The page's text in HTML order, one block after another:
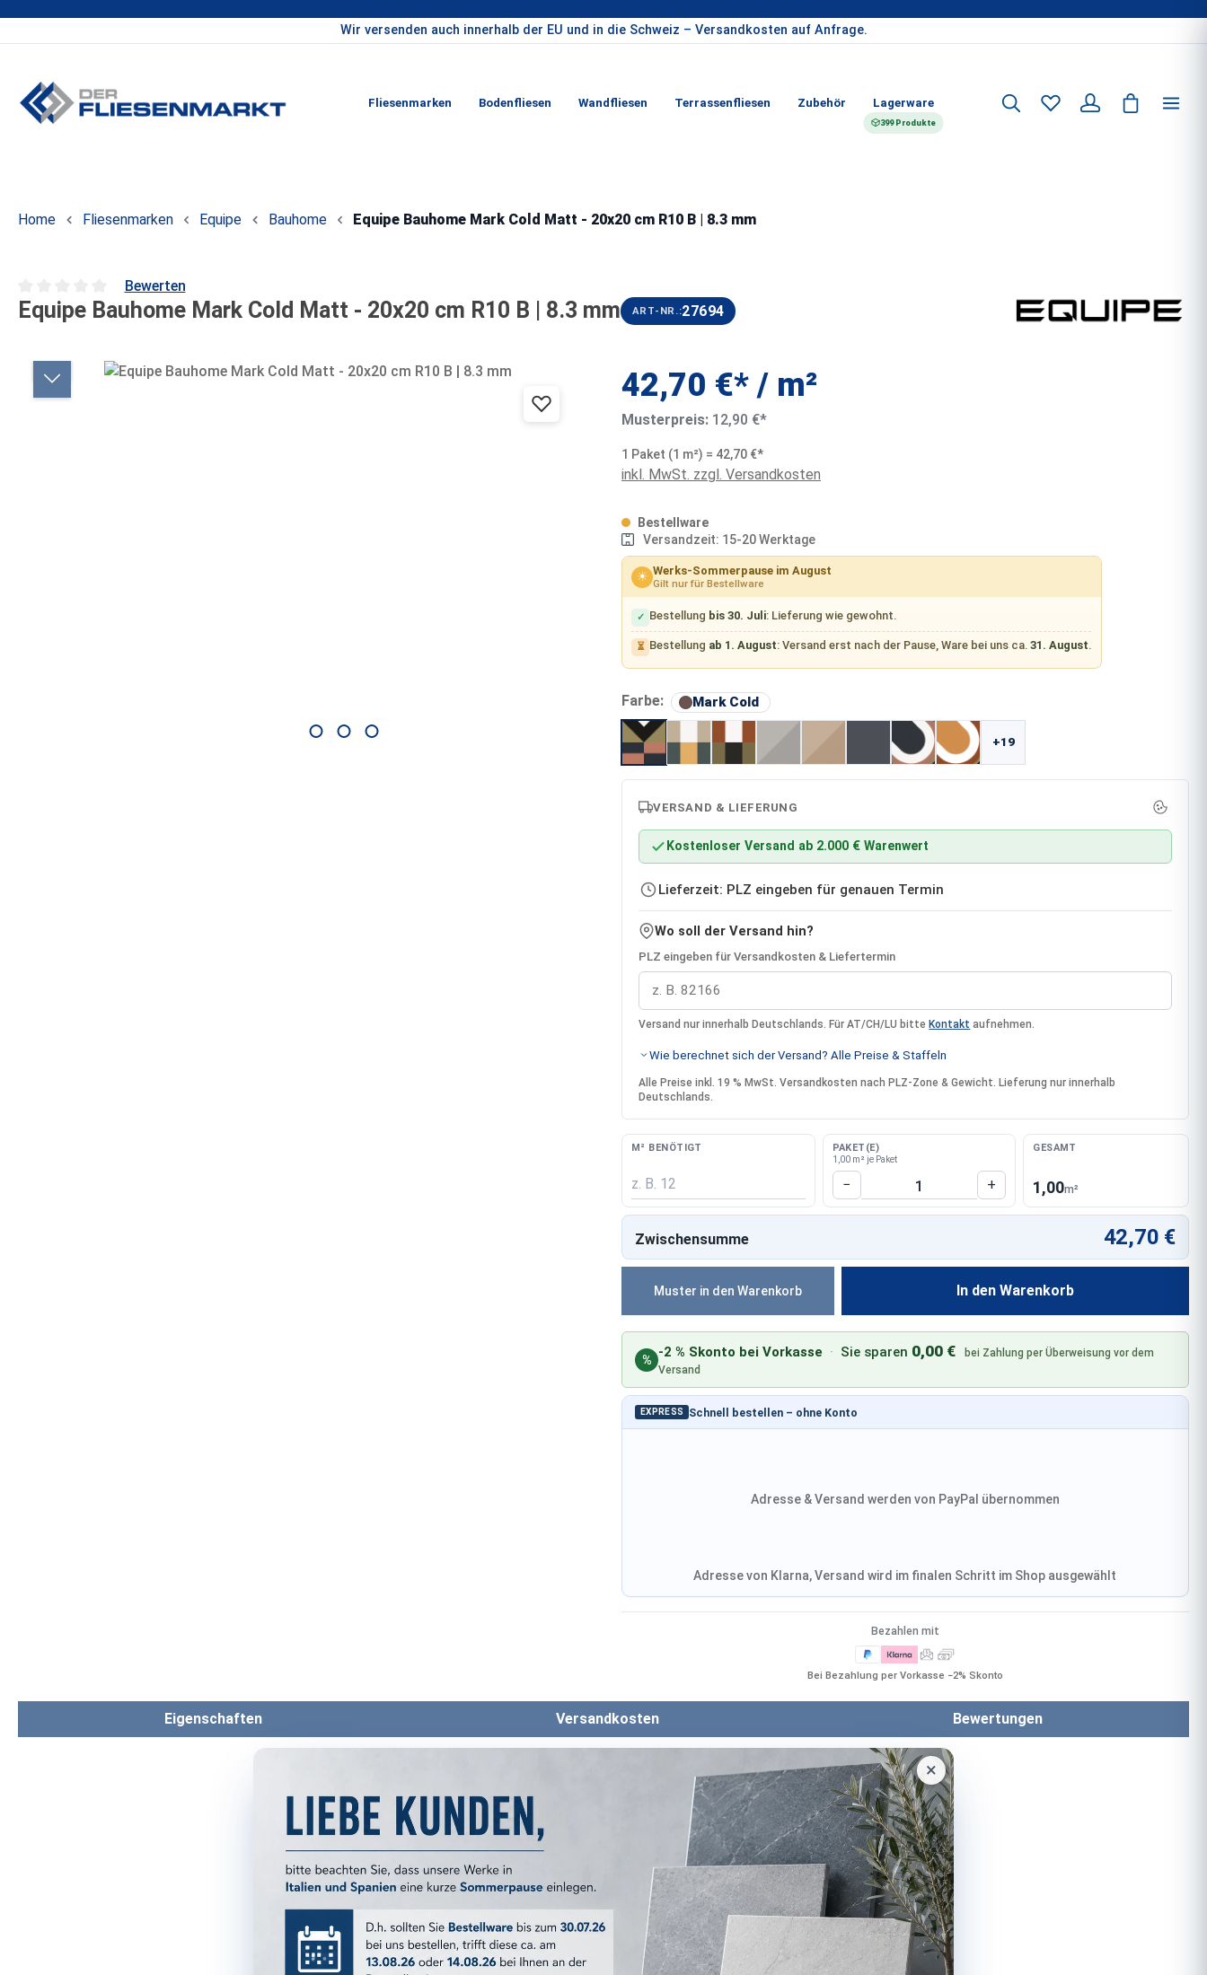
Wir versenden auch innerhalb der EU und in die Schweiz – Versandkosten auf Anfrage.
Fliesenmarken Bodenfliesen Wandfliesen Terrassenfliesen Zubehör Lagerware
399 Produkte
×
Home Fliesenmarken Equipe Bauhome Equipe Bauhome Mark Cold Matt - 20x20 cm R10 B | 8.3 mm
Durchschnittliche Bewertung von 0 von 5 Sternen
Bewerten
Equipe Bauhome Mark Cold Matt - 20x20 cm R10 B | 8.3 mm ART-NR.:27694
Bildergalerie überspringen 42,70 €* / m²
Musterpreis: 12,90 €*
1 Paket (1 m²) = 42,70 €*
inkl. MwSt. zzgl. Versandkosten
Bestellware
Versandzeit: 15-20 Werktage
☀ Werks-Sommerpause im August
Gilt nur für Bestellware
✓ Bestellung bis 30. Juli: Lieferung wie gewohnt.
⏳ Bestellung ab 1. August: Versand erst nach der Pause, Ware bei uns ca.31. August.
Farbe: Mark Cold auswählen
+19
VERSAND & LIEFERUNG
Kostenloser Versand ab 2.000 € Warenwert
Lieferzeit: PLZ eingeben für genauen Termin
Wo soll der Versand hin?
PLZ eingeben für Versandkosten & Liefertermin
Versand nur innerhalb Deutschlands. Für AT/CH/LU bitte Kontakt aufnehmen.
Wie berechnet sich der Versand? Alle Preise & Staffeln
Alle Preise inkl. 19 % MwSt. Versandkosten nach PLZ-Zone & Gewicht. Lieferung nur innerhalb
Deutschlands.
M² BENÖTIGT PAKET(E)
1,00 m² je Paket
Produkt Anzahl: Gib den
− +
GESAMT
1,00m²
In den Warenkorb
EXPRESS Schnell bestellen – ohne Konto
Adresse & Versand werden von PayPal übernommen
Adresse von Klarna, Versand wird im finalen Schritt im Shop ausgewählt
Zwischensumme 42,70 €
% -2 % Skonto bei Vorkasse · Sie sparen 0,00 €
bei Zahlung per Überweisung vor dem
Versand
Muster in den Warenkorb
Bezahlen mit
Bei Bezahlung per Vorkasse −2% Skonto
Eigenschaften Versandkosten Bewertungen
Serie:
Format:
Farbe: Mark Cold
Farbgruppe: braun
Oberfläche: